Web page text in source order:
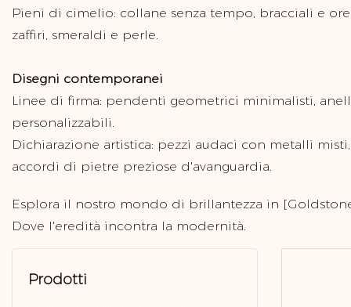
Pieni di cimelio: collane senza tempo, bracciali e
zaffiri, smeraldi e perle.
Disegni contemporanei
Linee di firma: pendenti geometrici minimalisti,
personalizzabili.
Dichiarazione artistica: pezzi audaci con metalli
accordi di pietre preziose d'avanguardia.
Esplora il nostro mondo di brillantezza in
Dove l'eredità incontra la modernità.
Prodotti